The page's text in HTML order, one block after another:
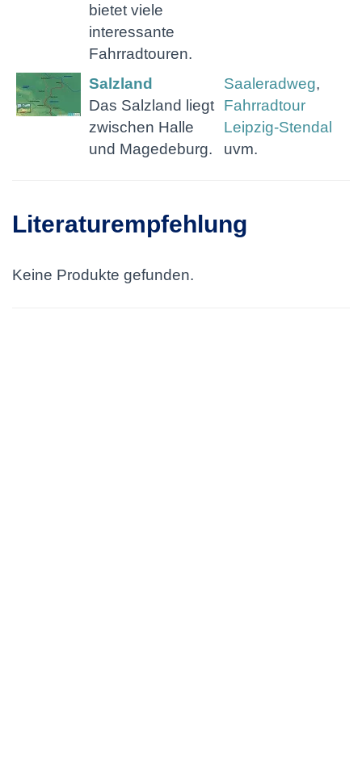
bietet viele
interessante
Fahrradtouren.
Salzland
Das Salzland liegt
zwischen Halle
und Magedeburg.
Saaleradweg,
Fahrradtour
Leipzig-Stendal
uvm.
Literaturempfehlung
Keine Produkte gefunden.